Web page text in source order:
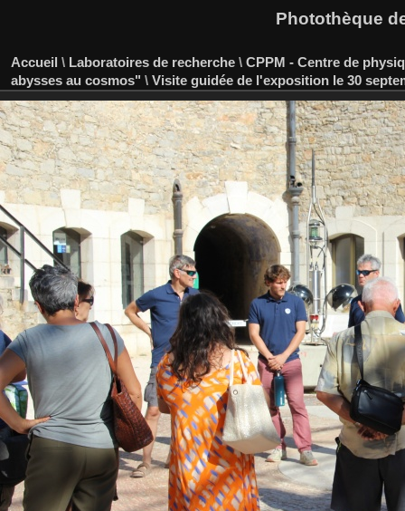
Photothèque
Accueil \ Laboratoires de recherche \ CPPM - Centre de
abysses au cosmos" \ Visite guidée de l'exposition le 30